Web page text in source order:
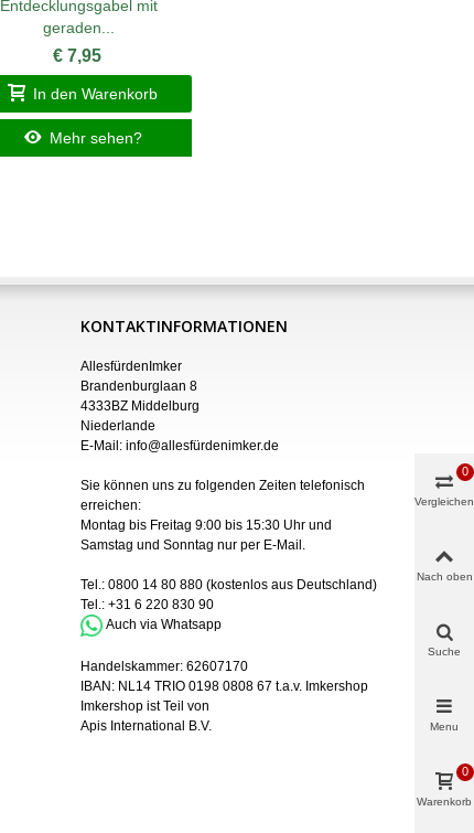
Entdecklungsgabel mit
geraden...
€ 7,95
In den Warenkorb
Mehr sehen?
KONTAKTINFORMATIONEN
AllesfürdenImker
Brandenburglaan 8
4333BZ Middelburg
Niederlande
E-Mail: info@allesfürdenimker.de
Sie können uns zu folgenden Zeiten telefonisch
erreichen:
Montag bis Freitag 9:00 bis 15:30 Uhr und
Samstag und Sonntag nur per E-Mail .
Tel.: 0800 14 80 880 (kostenlos aus Deutschland)
Tel.: +31 6 220 830 90
Auch via Whatsapp
Handelskammer: 62607170
IBAN: NL14 TRIO 0198 0808 67 t.a.v. Imkershop
Imkershop ist Teil von
Apis International B.V.
Vergleichen
0
Nach oben
Suche
Menu
Warenkorb
0